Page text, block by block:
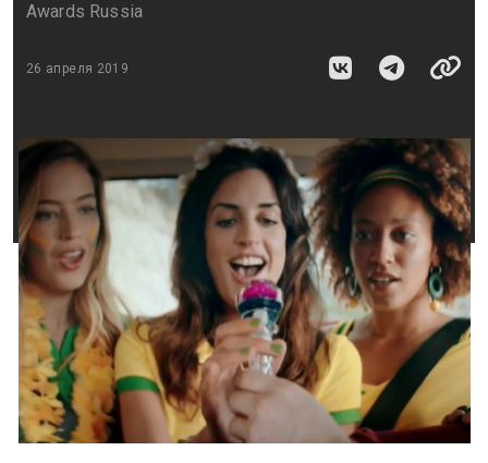
Awards Russia
26 апреля 2019